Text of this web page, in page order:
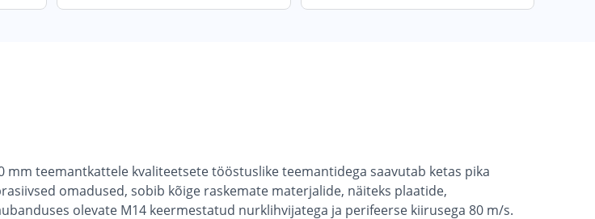
teemantkattele kvaliteetsete tööstuslike teemantidega saavutab ketas pika
omadused, sobib kõige raskemate materjalide, näiteks plaatide,
olevate M14 keermestatud nurklihvijatega ja perifeerse kiirusega 80 m/s.